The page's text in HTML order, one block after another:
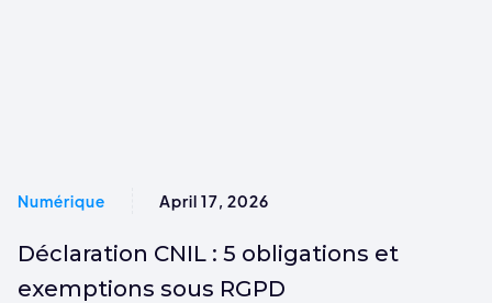
Numérique April 17, 2026
Déclaration CNIL : 5 obligations et
exemptions sous RGPD